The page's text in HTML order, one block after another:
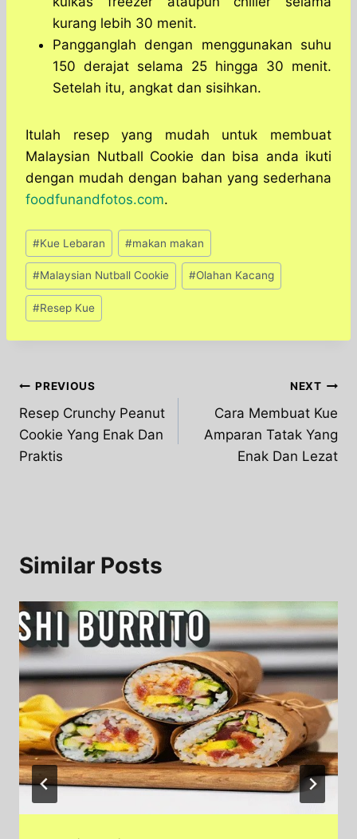
kurang lebih 30 menit.
Pangganglah dengan menggunakan suhu
150 derajat selama 25 hingga 30 menit.
Setelah itu, angkat dan sisihkan.
Itulah resep yang mudah untuk membuat
Malaysian Nutball Cookie dan bisa anda ikuti
dengan mudah dengan bahan yang sederhana
foodfunandfotos.com.
Post
Tags:
#Kue Lebaran #makan makan
#Malaysian Nutball Cookie #Olahan Kacang
#Resep Kue
Post
navigation
PREVIOUS
Resep Crunchy Peanut
Cookie Yang Enak Dan
Praktis
NEXT
Cara Membuat Kue
Amparan Tatak Yang
Enak Dan Lezat
Similar Posts